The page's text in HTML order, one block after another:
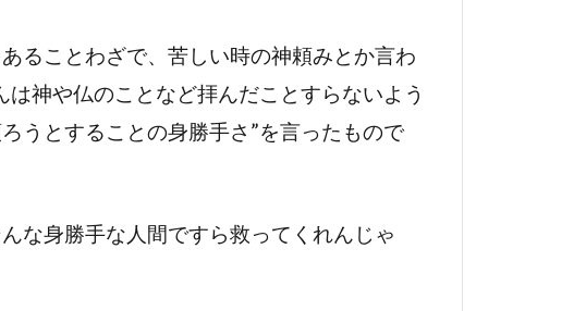
ることわざで、苦しい時の神頼みとか言わ
神や仏のことなど拝んだことすらないよう
うとすることの身勝手さ”を言ったもので
な身勝手な人間ですら救ってくれんじゃ